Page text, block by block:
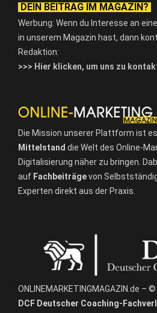
DEIN BEITRAG IM MAGAZIN?
Werbung: Wenn du Interesse an
in unserem Magazin hast, dann
Redaktion:
>>> Hier klicken, um uns zu
Die Mission unserer Plattform ist
Mittelstand die Welt des Online-
Digitalisierung näher zu bringen.
auf Fachbeiträgevon
Experten direkt aus der Praxis.
ONLINEMARKETINGMAGAZIN.de –
DCF Deutscher Coaching-